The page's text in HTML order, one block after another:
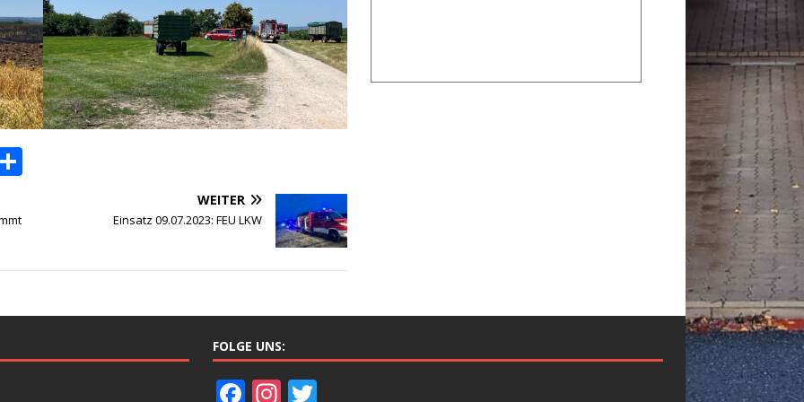
WEITER
Einsatz 09.07.2023: FEU LKW
FOLGE UNS:
F In T